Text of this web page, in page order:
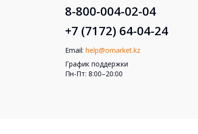
8-800-004-02-04
+7 (7172) 64-04-24
Email: help@omarket.kz
График поддержки
Пн-Пт: 8:00–20:00